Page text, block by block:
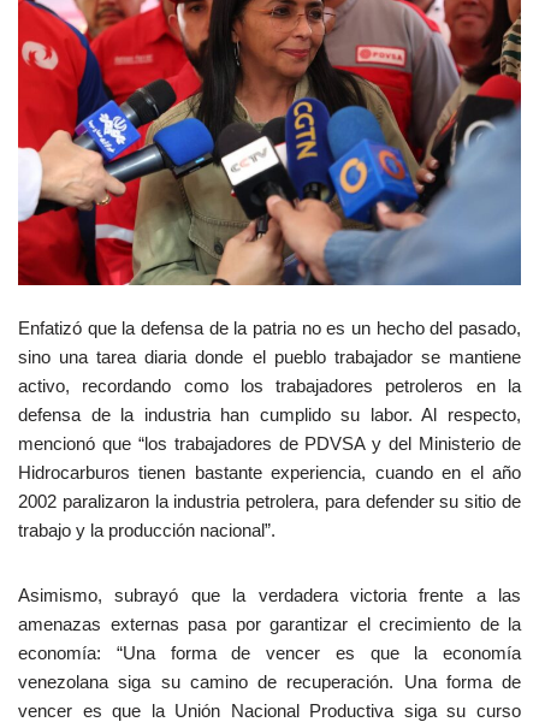
Enfatizó que la defensa de la patria no es un hecho del pasado,
sino una tarea diaria donde el pueblo trabajador se mantiene
activo, recordando como los trabajadores petroleros en la
defensa de la industria han cumplido su labor. Al respecto,
mencionó que “los trabajadores de PDVSA y del Ministerio de
Hidrocarburos tienen bastante experiencia, cuando en el año
2002 paralizaron la industria petrolera, para defender su sitio de
trabajo y la producción nacional”.
Asimismo, subrayó que la verdadera victoria frente a las
amenazas externas pasa por garantizar el crecimiento de la
economía: “Una forma de vencer es que la economía
venezolana siga su camino de recuperación. Una forma de
vencer es que la Unión Nacional Productiva siga su curso